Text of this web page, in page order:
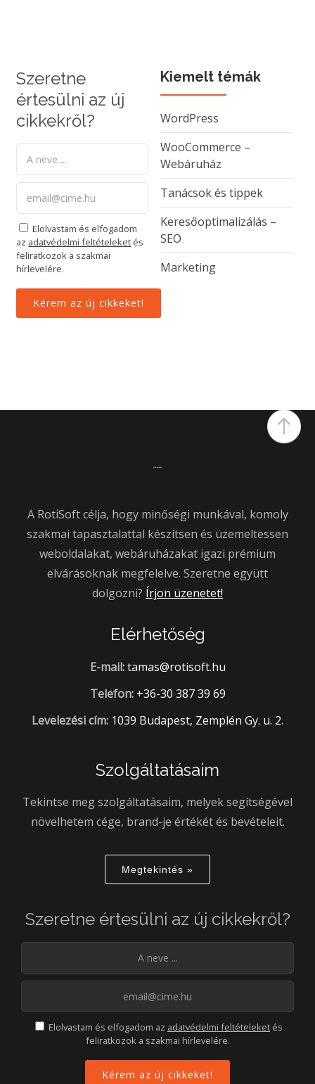
Szeretne
értesülni az új
cikkekről?
Elolvastam és elfogadom
az adatvédelmi feltételeket és
feliratkozok a szakmai
hírlevelére.
Kiemelt témák
WordPress
WooCommerce –
Webáruház
Tanácsok és tippek
Keresőoptimalizálás –
SEO
Marketing
A RotiSoft célja, hogy minőségi munkával, komoly
szakmai tapasztalattal készítsen és üzemeltessen
weboldalakat, webáruházakat igazi prémium
elvárásoknak megfelelve. Szeretne együtt
dolgozni? Írjon üzenetet!
Elérhetőség
E-mail: tamas@rotisoft.hu
Telefon: +36-30 387 39 69
Levelezési cím: 1039 Budapest, Zemplén Gy. u. 2.
Szolgáltatásaim
Tekintse meg szolgáltatásaim, melyek segítségével
növelhetem cége, brand-je értékét és bevételeit.
Megtekintés »
Szeretne értesülni az új cikkekről?
Elolvastam és elfogadom az adatvédelmi feltételeket és
feliratkozok a szakmai hírlevelére.